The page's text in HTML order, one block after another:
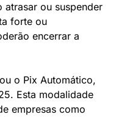
atrasar ou suspender
forte ou
encerrar a
o Pix Automático,
Esta modalidade
empresas como